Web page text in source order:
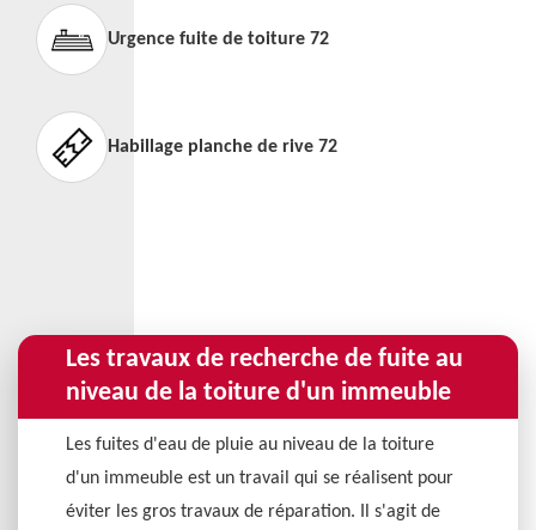
Urgence fuite de toiture 72
Habillage planche de rive 72
Les travaux de recherche de fuite au
niveau de la toiture d'un immeuble
Les fuites d'eau de pluie au niveau de la toiture
d'un immeuble est un travail qui se réalisent pour
éviter les gros travaux de réparation. Il s'agit de